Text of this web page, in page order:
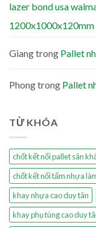
lazer bond usa
1200x1000x120mm
Giangtrong Pallet
Phongtrong Pallet
TỪ KHÓA
chốt kết nối pallet sân
chốt kết nối tấm nhựa
khay nhựa cao duy tân
khay phụ tùng cao duy